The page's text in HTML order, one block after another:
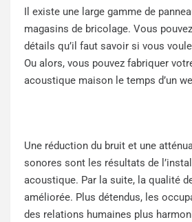
Il existe une large gamme de
magasins de bricolage. Vous pouvez
détails qu’il faut savoir si vous
Ou alors, vous pouvez fabriquer
acoustique maison le temps d’un
Une réduction du bruit et une
sonores sont les résultats de
acoustique. Par la suite, la qualité
améliorée. Plus détendus, les
des relations humaines plus